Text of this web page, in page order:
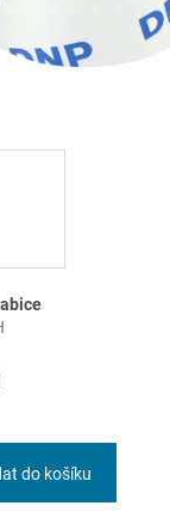
do košíku